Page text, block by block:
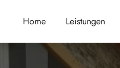
Home Leistungen